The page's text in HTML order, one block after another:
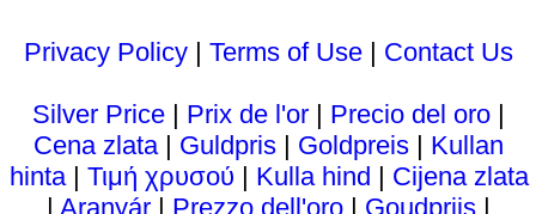
Privacy Policy |Terms of Use | Contact Us
Silver Price | Prix ​​de l'or | Precio del oro |
Cena zlata | Guldpris | Goldpreis | Kullan
hinta| Τιμή χρυσού | Kulla hind | Cijena zlata
| Aranyár | Prezzo dell'oro | Goudprijs |